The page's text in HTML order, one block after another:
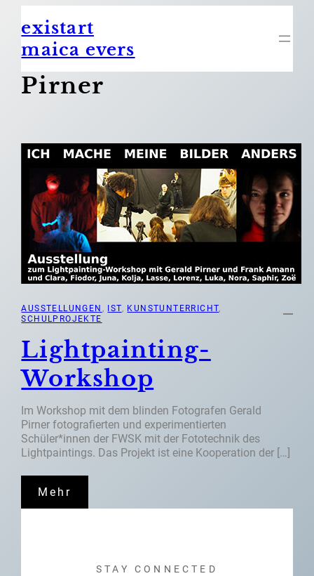
Inhalt
springen
existart
maica evers
Pirner
AUSSTELLUNGEN IST KUNSTUNTERRICHT
SCHULPROJEKTE
Lightpainting-
Workshop
Im Workshop mit dem blinden Fotografen Gerald
Pirner fotografierten und experimentierten
Schüler*innen der FWSK mit der Fototechnik des
Lightpaintings. Das Projekt ist eine Kooperation der […]
Mehr
STAY CONNECTED